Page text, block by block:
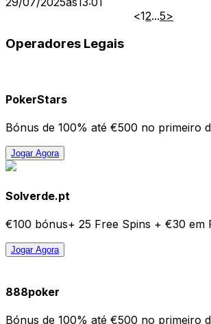
<12...5>
Operadores Legais
PokerStars
Bónus de 100% até €500 no primeiro
Jogar Agora
Solverde.pt
€100 bónus+ 25 Free Spins + €30 em
Jogar Agora
888poker
Bónus de 100% até €500 no primeiro